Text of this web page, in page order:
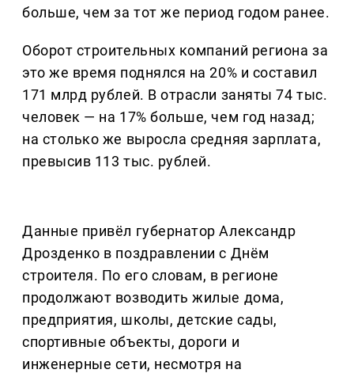
больше, чем за тот же период годом ранее.
Оборот строительных компаний региона за
это же время поднялся на 20% и составил
171 млрд рублей. В отрасли заняты 74 тыс.
человек — на 17% больше, чем год назад;
на столько же выросла средняя зарплата,
превысив 113 тыс. рублей.
Данные привёл губернатор Александр
Дрозденко в поздравлении с Днём
строителя. По его словам, в регионе
продолжают возводить жилые дома,
предприятия, школы, детские сады,
спортивные объекты, дороги и
инженерные сети, несмотря на